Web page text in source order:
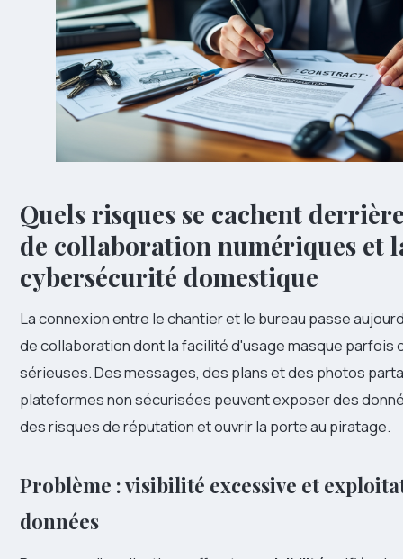
Quels risques se cachent
de collaboration numériques et
cybersécurité domestique
La connexion entre le chantier et le bureau passe
de collaboration dont la facilité d'usage masque parfois
sérieuses. Des messages, des plans et des photos
plateformes non sécurisées peuvent exposer des
des risques de réputation et ouvrir la porte au piratage.
Problème : visibilité excessive et
données